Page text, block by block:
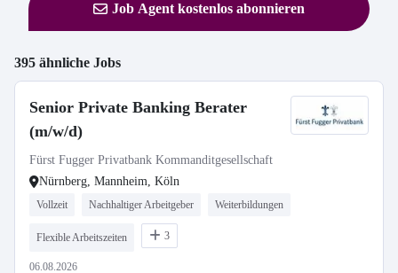
Job Agent kostenlos abonnieren
395 ähnliche Jobs
Senior Private Banking Berater
(m/w/d)
Fürst Fugger Privatbank Kommanditgesellschaft
Nürnberg, Mannheim, Köln
Vollzeit Nachhaltiger Arbeitgeber Weiterbildungen
Flexible Arbeitszeiten 3
06.08.2026